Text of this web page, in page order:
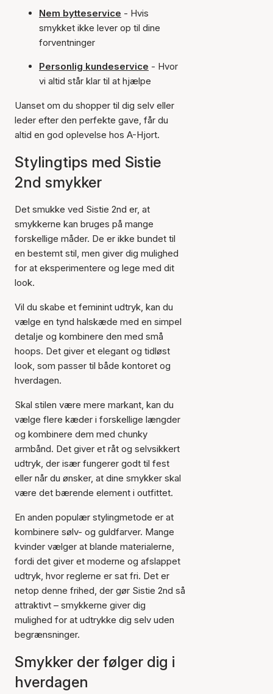
Nem bytteservice - Hvis
smykket ikke lever op til dine
forventninger
Personlig kundeservice - Hvor
vi altid står klar til at hjælpe
Uanset om du shopper til dig selv eller
leder efter den perfekte gave, får du
altid en god oplevelse hos A-Hjort.
Stylingtips med Sistie
2nd smykker
Det smukke ved Sistie 2nd er, at
smykkerne kan bruges på mange
forskellige måder. De er ikke bundet til
en bestemt stil, men giver dig mulighed
for at eksperimentere og lege med dit
look.
Vil du skabe et feminint udtryk, kan du
vælge en tynd halskæde med en simpel
detalje og kombinere den med små
hoops. Det giver et elegant og tidløst
look, som passer til både kontoret og
hverdagen.
Skal stilen være mere markant, kan du
vælge flere kæder i forskellige længder
og kombinere dem med chunky
armbånd. Det giver et råt og selvsikkert
udtryk, der især fungerer godt til fest
eller når du ønsker, at dine smykker skal
være det bærende element i outfittet.
En anden populær stylingmetode er at
kombinere sølv- og guldfarver. Mange
kvinder vælger at blande materialerne,
fordi det giver et moderne og afslappet
udtryk, hvor reglerne er sat fri. Det er
netop denne frihed, der gør Sistie 2nd så
attraktivt – smykkerne giver dig
mulighed for at udtrykke dig selv uden
begrænsninger.
Smykker der følger dig i
hverdagen